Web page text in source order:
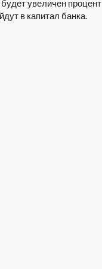
увеличен процент
в капитал банка.